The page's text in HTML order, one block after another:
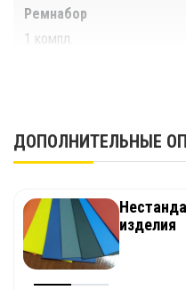
Гарантия
1 год
Производство
ООО "Тайм Триал"
Цвет
Ремнабор
1 компл.
ДОПОЛНИТЕЛЬНЫЕ
изделия